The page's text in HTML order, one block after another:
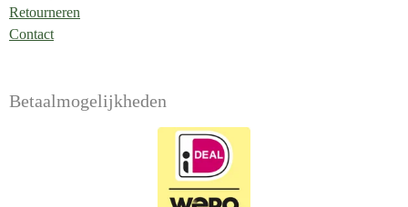
Retourneren
Contact
Betaalmogelijkheden